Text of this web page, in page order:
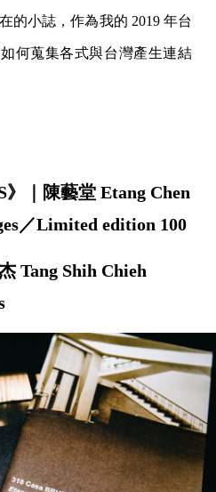
的小誌，作為我的 2019 年台
何蒐集各式與台灣產生連結
》｜陳藝堂 Etang Chen
／Limited edition 100
Tang Shih Chieh